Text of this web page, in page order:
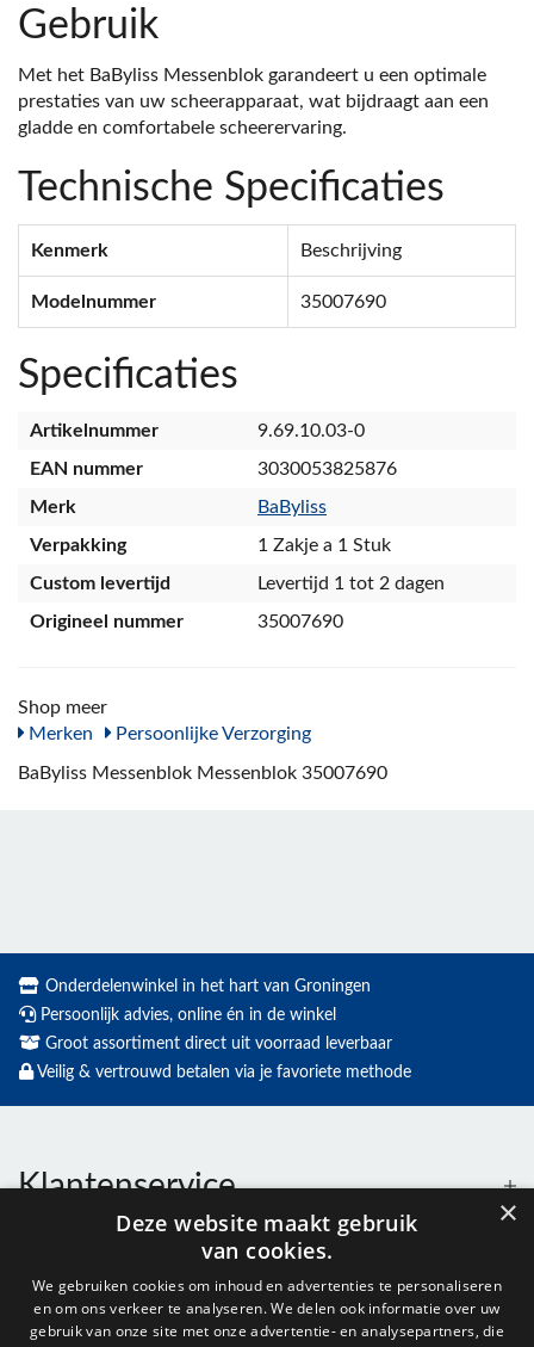
Gebruik
Met het BaByliss Messenblok garandeert u een optimale
prestaties van uw scheerapparaat, wat bijdraagt aan een
gladde en comfortabele scheerervaring.
Technische Specificaties
Kenmerk Beschrijving
Modelnummer 35007690
Specificaties
Artikelnummer
9.69.10.03-0
EAN nummer
3030053825876
Merk
BaByliss
Verpakking
1 Zakje a 1 Stuk
Custom levertijd
Levertijd 1 tot 2 dagen
Origineel nummer
35007690
Shop meer
Merken
Persoonlijke Verzorging
BaByliss Messenblok Messenblok 35007690
Onderdelenwinkel in het hart van Groningen
Persoonlijk advies, online én in de winkel
Groot assortiment direct uit voorraad leverbaar
Veilig & vertrouwd betalen via je favoriete methode
Klantenservice
Openingstijden
×
Deze website maakt gebruik
van cookies.
We gebruiken cookies om inhoud en advertenties te personaliseren
en om ons verkeer te analyseren. We delen ook informatie over uw
gebruik van onze site met onze advertentie- en analysepartners, die